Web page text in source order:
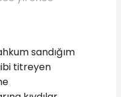
sandığım
titreyen